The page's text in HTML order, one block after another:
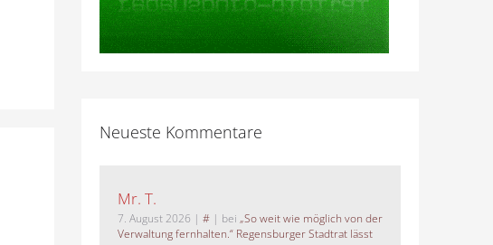
Neueste Kommentare
Mr. T.
7. August 2026 | #| bei „So weit wie möglich von der
Verwaltung fernhalten.“ Regensburger Stadtrat lässt